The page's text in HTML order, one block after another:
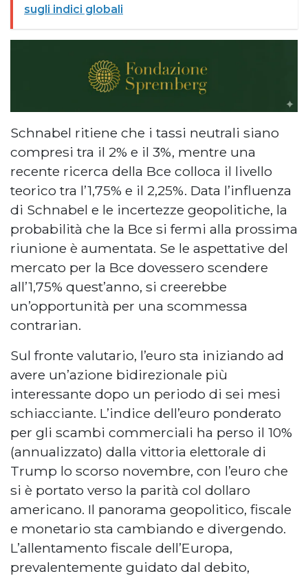
sugli indici globali
Schnabel ritiene che i tassi neutrali siano
compresi tra il 2% e il 3%, mentre una
recente ricerca della Bce colloca il livello
teorico tra l’1,75% e il 2,25%. Data l’influenza
di Schnabel e le incertezze geopolitiche, la
probabilità che la Bce si fermi alla prossima
riunione è aumentata. Se le aspettative del
mercato per la Bce dovessero scendere
all’1,75% quest’anno, si creerebbe
un’opportunità per una scommessa
contrarian.
Sul fronte valutario, l’euro sta iniziando ad
avere un’azione bidirezionale più
interessante dopo un periodo di sei mesi
schiacciante. L’indice dell’euro ponderato
per gli scambi commerciali ha perso il 10%
(annualizzato) dalla vittoria elettorale di
Trump lo scorso novembre, con l’euro che
si è portato verso la parità col dollaro
americano. Il panorama geopolitico, fiscale
e monetario sta cambiando e divergendo.
L’allentamento fiscale dell’Europa,
prevalentemente guidato dal debito,